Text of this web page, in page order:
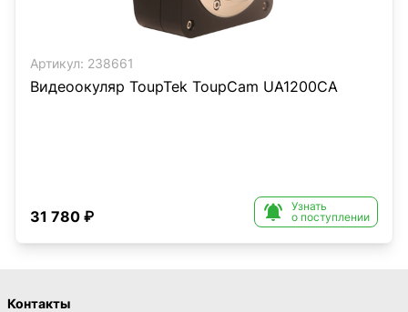
Артикул: 238661
Видеоокуляр ToupTek ToupCam UA1200CA
31 780 ₽ 
Узнать
о поступлении
Контакты